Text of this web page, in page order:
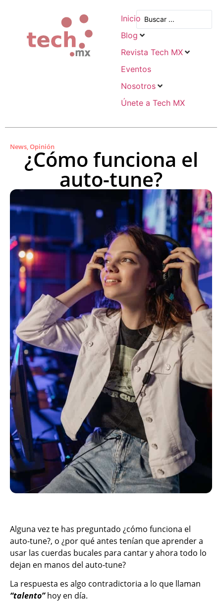
Inicio
Blog
Revista Tech MX
Eventos
Nosotros
Únete a Tech MX
News,Opinión
¿Cómo funciona el
auto-tune?
Alguna vez te has preguntado ¿cómo funciona el
auto-tune?, o ¿por qué antes tenían que aprender a
usar las cuerdas bucales para cantar y ahora todo lo
dejan en manos del auto-tune?
La respuesta es algo contradictoria a lo que llaman
“talento”hoy en día.